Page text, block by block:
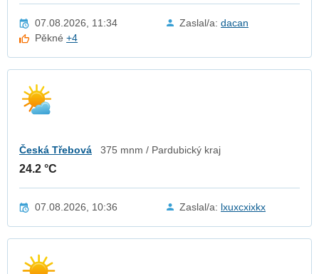
07.08.2026, 11:34 Zaslal/a: dacan
Pěkné+4
Česká Třebová 375 mnm / Pardubický kraj
24.2 °C
07.08.2026, 10:36 Zaslal/a: lxuxcxixkx